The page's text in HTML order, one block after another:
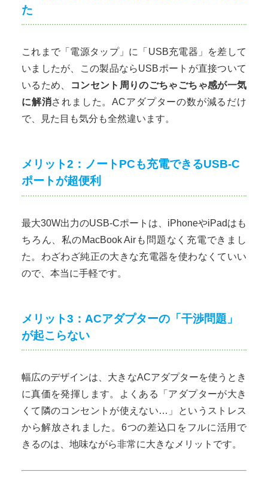
た
これまで「電源タップ」に「USB充電器」を差して
いましたが、この製品ならUSBポートが直接ついて
いるため、
コンセント周りのごちゃごちゃ感が一気
に解消されました。ACアダプターの数が減るだけ
で、見た目も気分も全然違います。
メリット2：ノートPCも充電できるUSB-C
ポートが超便利
最大30W出力のUSB-Cポートは、iPhoneやiPadはも
ちろん、私のMacBook Airも問題なく充電できまし
た。わざわざ純正の大きな充電器を使わなくていい
ので、本当に手軽です。
メリット3：ACアダプターの「干渉問題」
が起こらない
幅広のデザインは、大きなACアダプターを使うとき
に真価を発揮します。よくある「アダプターが大き
くて隣のコンセントが使えない…」というストレス
から解放されました。6つの差込口をフルに活用で
きるのは、地味ながら非常に大きなメリットです。